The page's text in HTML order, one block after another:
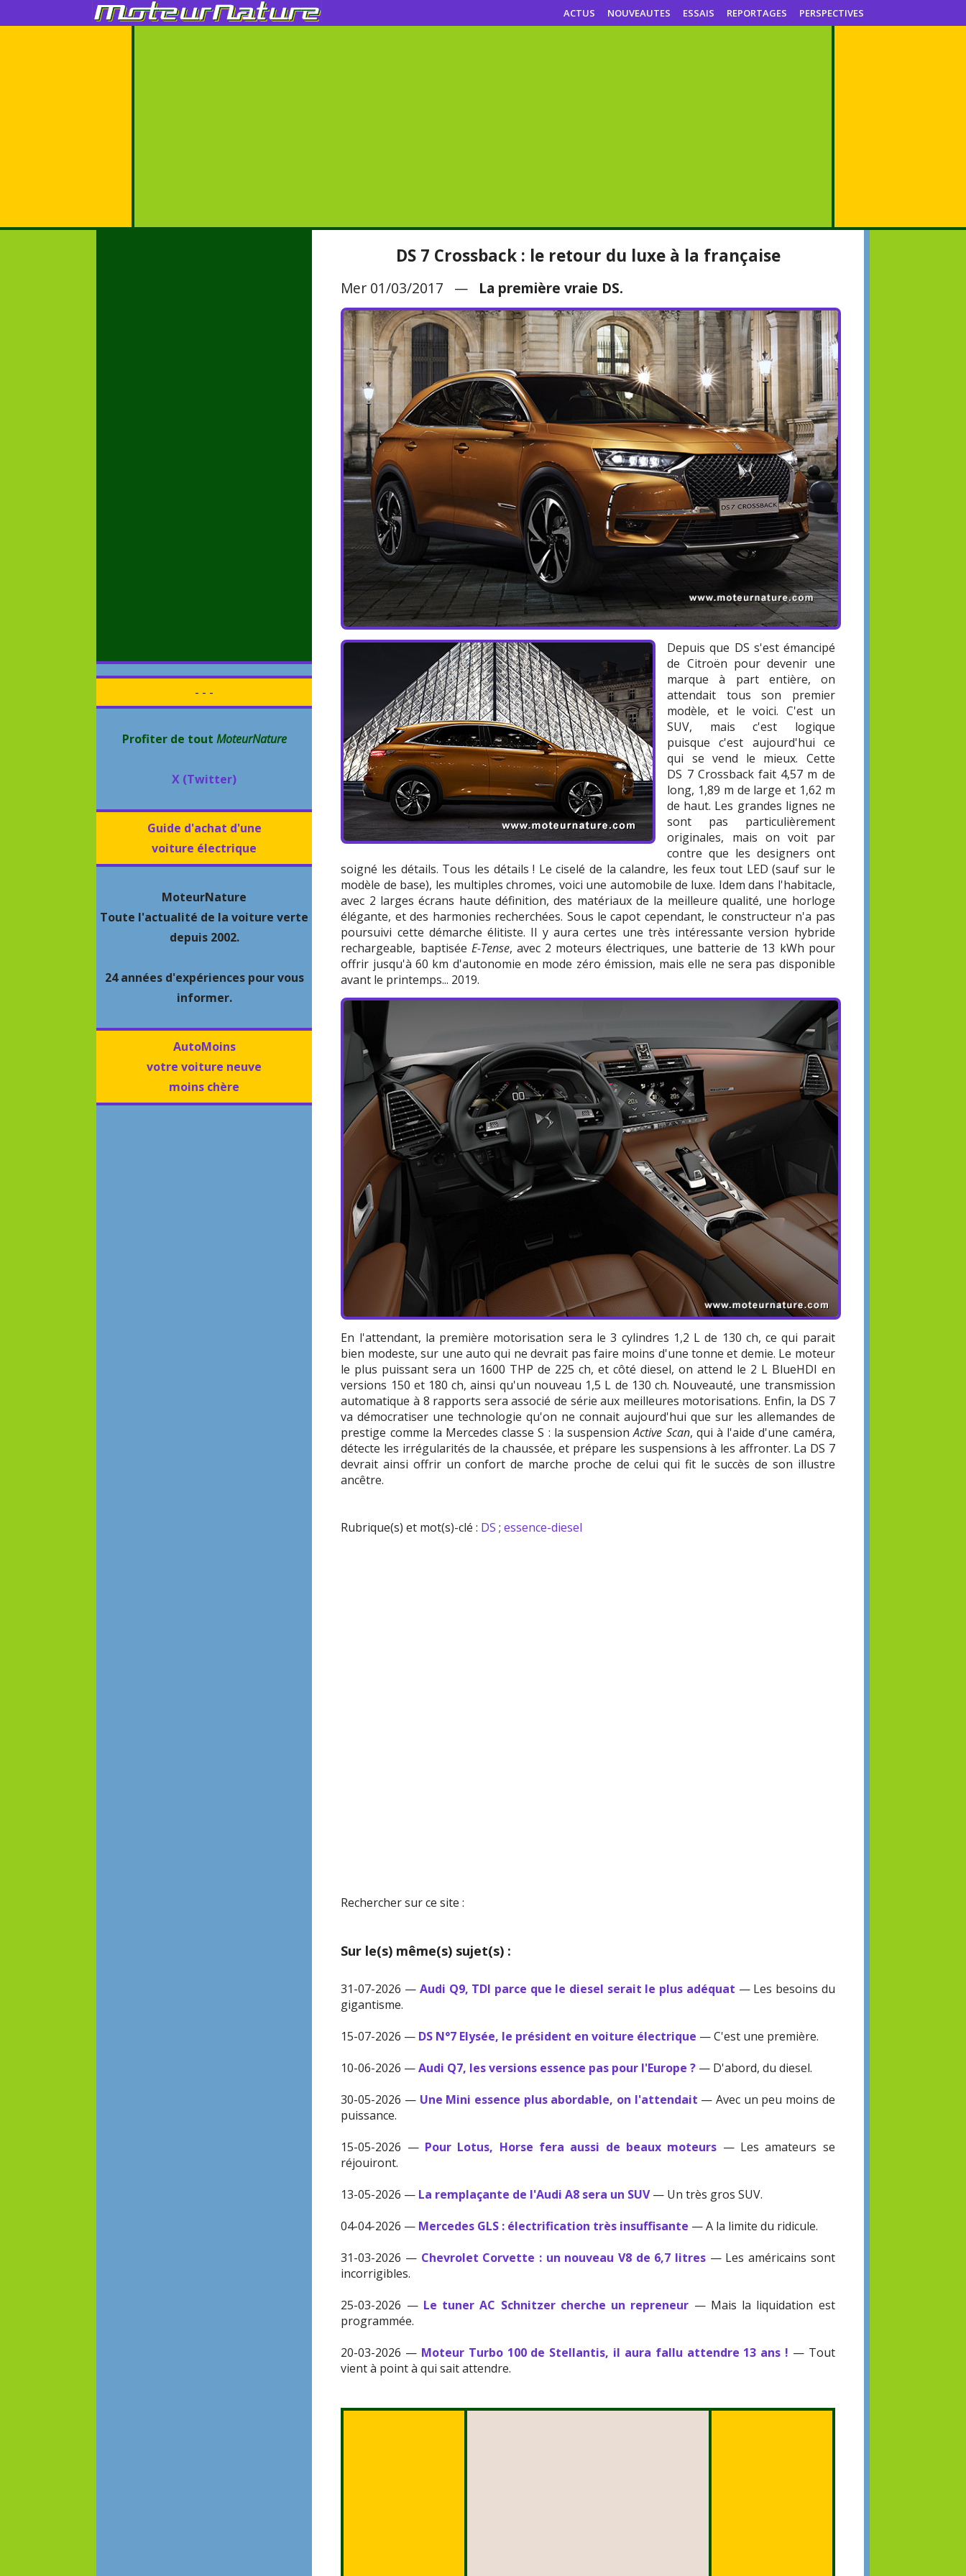
ACTUS NOUVEAUTES ESSAIS REPORTAGES PERSPECTIVES
- - -
Profiter de tout MoteurNature
X (Twitter)
Guide d'achat d'une
voiture électrique
MoteurNature
Toute l'actualité de la voiture verte
depuis 2002.
24 années d'expériences pour vous
informer.
AutoMoins
votre voiture neuve
moins chère
DS 7 Crossback : le retour du luxe à la française
Mer 01/03/2017 — La première vraie DS.
Depuis que DS s'est émancipé
de Citroën pour devenir une
marque à part entière, on
attendait tous son premier
modèle, et le voici. C'est un
SUV, mais c'est logique
puisque c'est aujourd'hui ce
qui se vend le mieux. Cette
DS 7 Crossback fait 4,57 m de
long, 1,89 m de large et 1,62 m
de haut. Les grandes lignes ne
sont pas particulièrement
originales, mais on voit par
contre que les designers ont
soigné les détails. Tous les détails ! Le ciselé de la calandre, les feux tout LED (sauf sur le
modèle de base), les multiples chromes, voici une automobile de luxe. Idem dans l'habitacle,
avec 2 larges écrans haute définition, des matériaux de la meilleure qualité, une horloge
élégante, et des harmonies recherchées. Sous le capot cependant, le constructeur n'a pas
poursuivi cette démarche élitiste. Il y aura certes une très intéressante version hybride
rechargeable, baptisée E-Tense, avec 2 moteurs électriques, une batterie de 13 kWh pour
offrir jusqu'à 60 km d'autonomie en mode zéro émission, mais elle ne sera pas disponible
avant le printemps... 2019.
En l'attendant, la première motorisation sera le 3 cylindres 1,2 L de 130 ch, ce qui parait
bien modeste, sur une auto qui ne devrait pas faire moins d'une tonne et demie. Le moteur
le plus puissant sera un 1600 THP de 225 ch, et côté diesel, on attend le 2 L BlueHDI en
versions 150 et 180 ch, ainsi qu'un nouveau 1,5 L de 130 ch. Nouveauté, une transmission
automatique à 8 rapports sera associé de série aux meilleures motorisations. Enfin, la DS 7
va démocratiser une technologie qu'on ne connait aujourd'hui que sur les allemandes de
prestige comme la Mercedes classe S : la suspensionActive Scan, qui à l'aide d'une caméra,
détecte les irrégularités de la chaussée, et prépare les suspensions à les affronter. La DS 7
devrait ainsi offrir un confort de marche proche de celui qui fit le succès de son illustre
ancêtre.
Rubrique(s) et mot(s)-clé : DS ;essence-diesel
Rechercher sur ce site :
Sur le(s) même(s) sujet(s) :
31-07-2026 — Audi Q9, TDI parce que le diesel serait le plus adéquat — Les besoins du
gigantisme.
15-07-2026 — DS N°7 Elysée, le président en voiture électrique — C'est une première.
10-06-2026 —Audi Q7, les versions essence pas pour l'Europe ? — D'abord, du diesel.
30-05-2026 — Une Mini essence plus abordable, on l'attendait — Avec un peu moins de
puissance.
15-05-2026 — Pour Lotus, Horse fera aussi de beaux moteurs — Les amateurs se
réjouiront.
13-05-2026 — La remplaçante de l'Audi A8 sera un SUV— Un très gros SUV.
04-04-2026 — Mercedes GLS : électrification très insuffisante — A la limite du ridicule.
31-03-2026 — Chevrolet Corvette : un nouveau V8 de 6,7 litres— Les américains sont
incorrigibles.
25-03-2026 — Le tuner AC Schnitzer cherche un repreneur — Mais la liquidation est
programmée.
20-03-2026 — Moteur Turbo 100 de Stellantis, il aura fallu attendre 13 ans ! — Tout
vient à point à qui sait attendre.